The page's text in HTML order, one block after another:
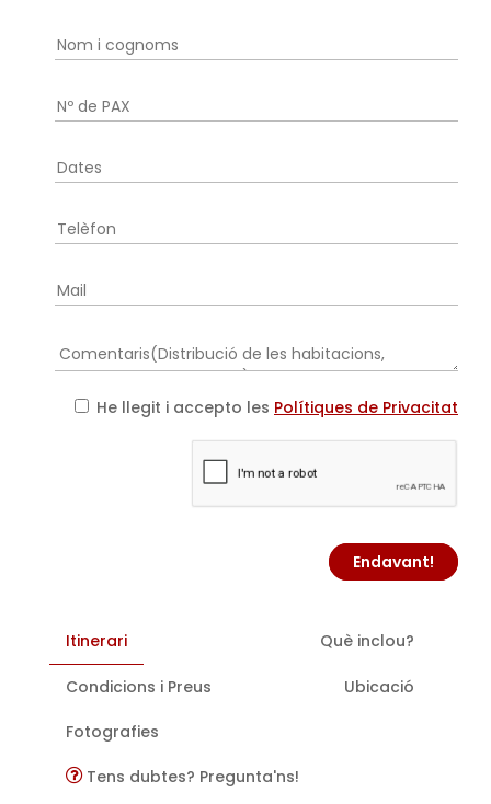
He llegit i accepto les Polítiques de Privacitat
Endavant!
Itinerari Què inclou?
Condicions i Preus Ubicació
Fotografies
Tens dubtes? Pregunta'ns!